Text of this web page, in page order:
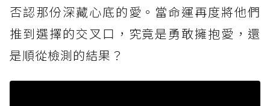
否認那份深藏心底的愛。當命運再度將他們
推到選擇的交叉口，究竟是勇敢擁抱愛，還
是順從檢測的結果？